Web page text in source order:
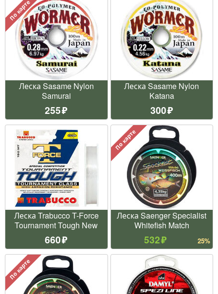
По карте
Леска Sasame Nylon
Samurai
255
Леска Sasame Nylon
Katana
300
Леска Trabucco T-Force
Tournament Tough New
660
По карте
Леска Saenger Specialist
Whitefish Match
532 25%
По карте